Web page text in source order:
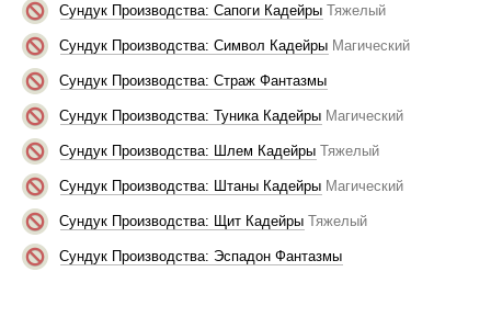
Сундук Производства: Сапоги Кадейры Тяжелый
Сундук Производства: Символ Кадейры Магический
Сундук Производства: Страж Фантазмы
Сундук Производства: Туника Кадейры Магический
Сундук Производства: Шлем Кадейры Тяжелый
Сундук Производства: Штаны Кадейры Магический
Сундук Производства: Щит Кадейры Тяжелый
Сундук Производства: Эспадон Фантазмы